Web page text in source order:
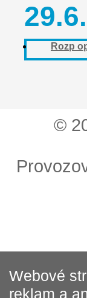
Rozp
©
Webové
reklam a